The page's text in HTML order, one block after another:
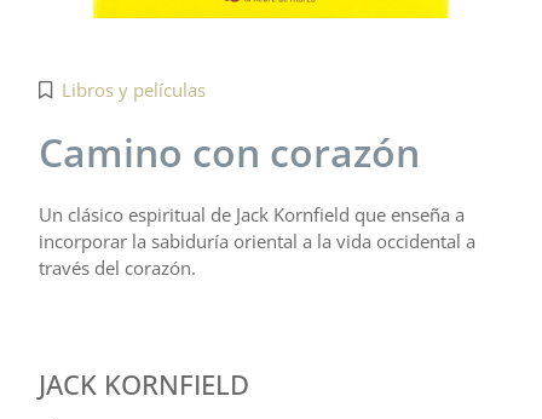
Libros y películas
Camino con corazón
Un clásico espiritual de Jack Kornfield que enseña a
incorporar la sabiduría oriental a la vida occidental a
través del corazón.
JACK KORNFIELD